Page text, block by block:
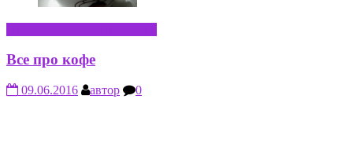
Все про кофе
09.06.2016 автор 0